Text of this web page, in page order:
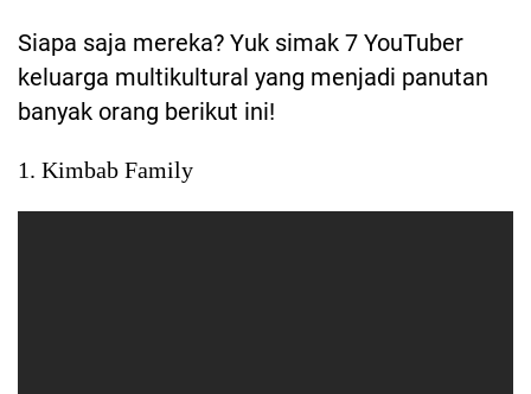
Siapa saja mereka? Yuk simak 7 YouTuber
keluarga multikultural yang menjadi panutan
banyak orang berikut ini!
1. Kimbab Family